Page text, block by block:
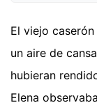
El viejo
un aire de
hubieran
Elena